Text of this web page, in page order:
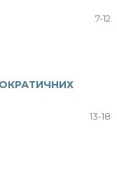
7-12
13-18